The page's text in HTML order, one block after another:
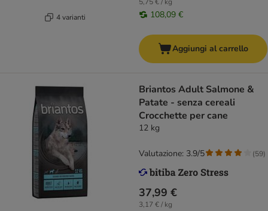
4 varianti 108,09 €
Aggiungi al carrello
Briantos Adult Salmone &
Patate - senza cereali
Crocchette per cane
12 kg
37,99 €
3,17 € / kg
Valutazione: 3.9/5 (59)